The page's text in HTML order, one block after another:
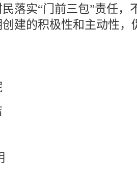
落实“门前三包”责任，
建的积极性和主动性，